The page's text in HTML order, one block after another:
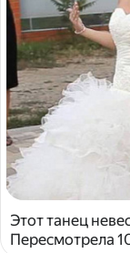
Этот танец
Пересмотрела